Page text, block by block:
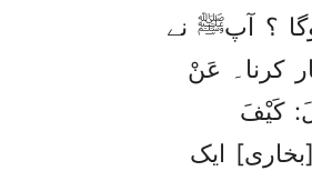
؟ آپﷺ نے
کرنا۔ عَنْ
كَيْفَ
ایک